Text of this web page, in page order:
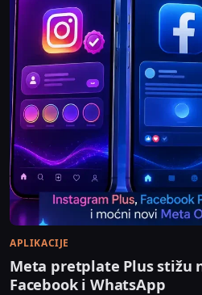
APLIKACIJE
Meta pretplate Plus stižu
Facebook i WhatsApp